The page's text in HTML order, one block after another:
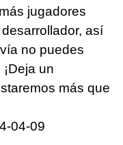
jugadores
así
no puedes
un
más que
04-09